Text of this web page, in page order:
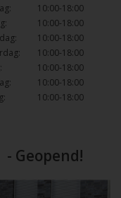
10:00-18:00
10:00-18:00
10:00-18:00
10:00-18:00
10:00-18:00
10:00-18:00
10:00-18:00
- Geopend!